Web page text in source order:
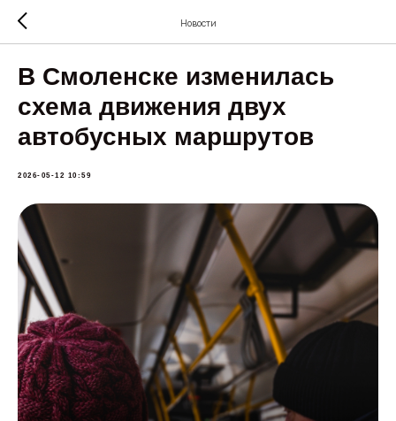
Новости
В Смоленске изменилась
схема движения двух
автобусных маршрутов
2026-05-12 10:59